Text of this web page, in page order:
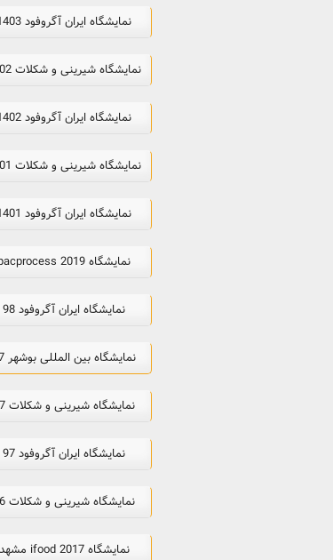
نمایشگاه ایران آگروفود 1403
نمایشگاه شیرینی و شکلات 1402
نمایشگاه ایران آگروفود 1402
نمایشگاه شیرینی و شکلات 1401
نمایشگاه ایران آگروفود 1401
نمایشگاه pacprocess 2019
نمایشگاه ایران آگروفود 98
نمایشگاه بین المللی بوشهر 97
نمایشگاه شیرینی و شکلات 97
نمایشگاه ایران آگروفود 97
نمایشگاه شیرینی و شکلات 96
نمایشگاه ifood 2017 مشهد